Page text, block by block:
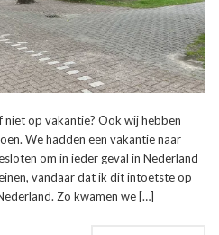
niet op vakantie? Ook wij hebben
We hadden een vakantie naar
om in ieder geval in Nederland
vandaar dat ik dit intoetste op
Zo kwamen we […]